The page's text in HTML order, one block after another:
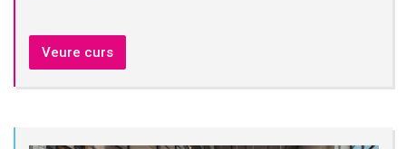
Veure curs